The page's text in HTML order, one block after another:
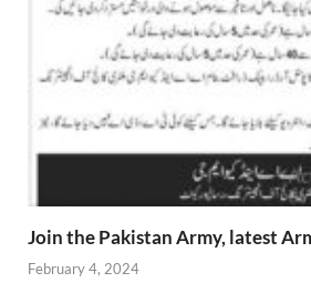
Join the Pakistan Army, latest
February 4, 2024